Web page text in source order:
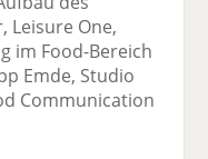
Leisure One,
im Food-Bereich
Emde, Studio
Communication